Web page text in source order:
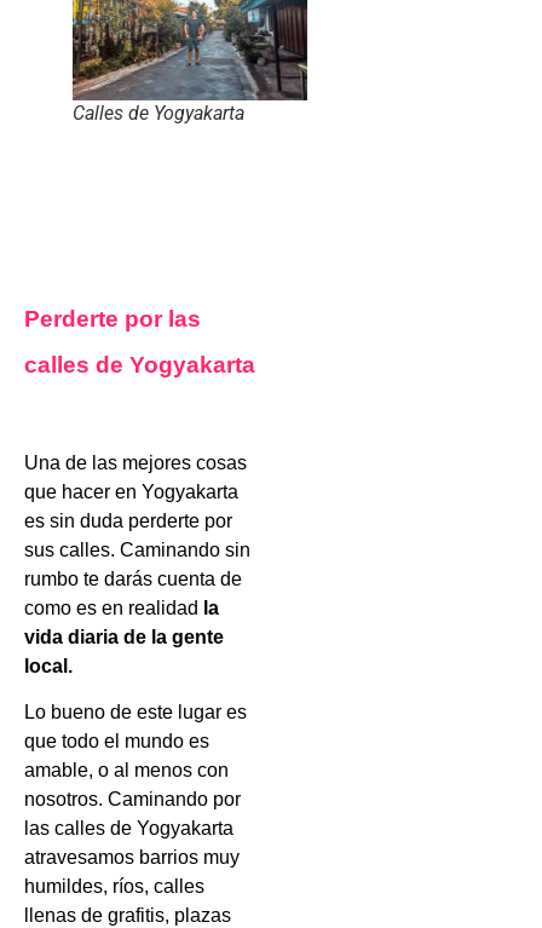
Calles de Yogyakarta
Perderte por las
calles de Yogyakarta
Una de las mejores cosas
que hacer en Yogyakarta
es sin duda perderte por
sus calles. Caminando sin
rumbo te darás cuenta de
como es en realidad la
vida diaria de la gente
local.
Lo bueno de este lugar es
que todo el mundo es
amable, o al menos con
nosotros. Caminando por
las calles de Yogyakarta
atravesamos barrios muy
humildes, ríos, calles
llenas de grafitis, plazas